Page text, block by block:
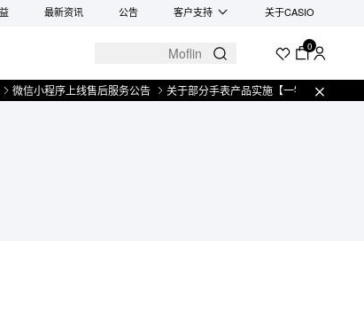
最新资讯 公告 客户支持 关于CASIO
0
微信小程序上线售后服务公告 关于部分手表产品实施【一物一码】管理的